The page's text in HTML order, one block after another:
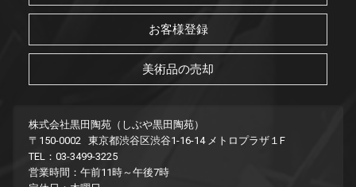
お客様登録
美術品の売却
株式会社黒田陶苑（しぶや黒田陶苑）
〒150-0002 東京都渋谷区渋谷1-16-14 メトロプラザ１F
TEL：03-3499-3225
営業時間：午前11時～午後7時